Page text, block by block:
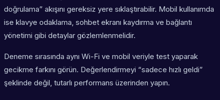
doğrulama” akışını gereksiz yere sıklaştırabilir. Mobil kullanımda
ise klavye odaklama, sohbet ekranı kaydırma ve bağlantı
yönetimi gibi detaylar gözlemlenmelidir.
Deneme sırasında aynı Wi-Fi ve mobil veriyle test yaparak
gecikme farkını görün. Değerlendirmeyi “sadece hızlı geldi”
şeklinde değil, tutarlı performans üzerinden yapın.